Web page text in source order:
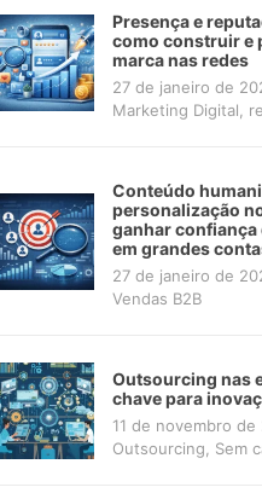
Presença e
como construir e
marca nas redes
27 de janeiro de
Marketing Digital
Conteúdo
personalização
ganhar confiança
em grandes
27 de janeiro de
Vendas B2B
Outsourcing nas
chave para
11 de novembro de
Outsourcing
Sem